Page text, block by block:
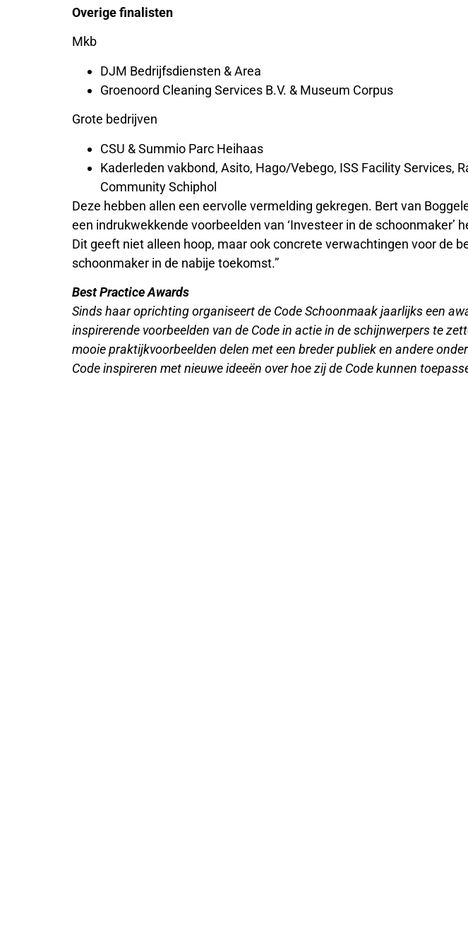
Overige finalisten
Mkb
DJM Bedrijfsdiensten & Area
Groenoord Cleaning Services B.V. & Museum Corpus
Grote bedrijven
CSU & Summio Parc Heihaas
Kaderleden vakbond, Asito, Hago/Vebego, ISS Facility Services,
Community Schiphol
Deze hebben allen een eervolle vermelding gekregen. Bert van
een indrukwekkende voorbeelden van ‘Investeer in de schoonmaker’
Dit geeft niet alleen hoop, maar ook concrete verwachtingen voor de
schoonmaker in de nabije toekomst.”
Best Practice Awards
Sinds haar oprichting organiseert de Code Schoonmaak jaarlijks een
inspirerende voorbeelden van de Code in actie in de schijnwerpers te
mooie praktijkvoorbeelden delen met een breder publiek en andere
Code inspireren met nieuwe ideeën over hoe zij de Code kunnen